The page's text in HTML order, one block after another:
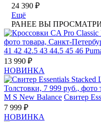
24 390 ₽
Ещё
РАНЕЕ ВЫ
41 42 42.5 43 44.5 45 46
13 990 ₽
НОВИНКА
M S New Balance Свитер
7 999 ₽
НОВИНКА